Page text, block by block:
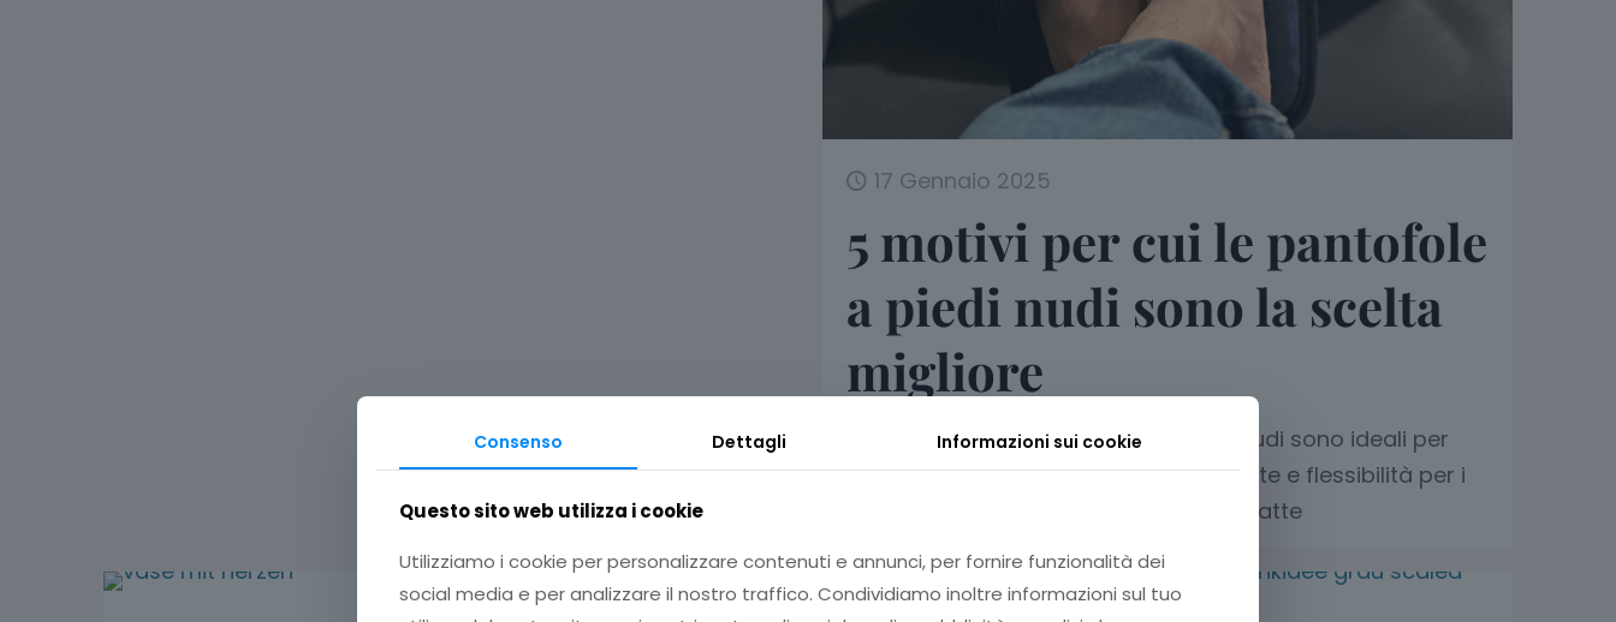
17 Gennaio 2025
5 motivi per cui le pantofole
a piedi nudi sono la scelta
migliore
Scopri perché le pantofole per piedi nudi sono ideali per
camminare a piedi nudi. Comfort, salute e flessibilità per i
tuoi piedi: scopri subito le migliori ciabatte
Consenso Dettagli Informazioni sui cookie
Questo sito web utilizza i cookie
Utilizziamo i cookie per personalizzare contenuti e annunci, per fornire funzionalità dei
social media e per analizzare il nostro traffico. Condividiamo inoltre informazioni sul tuo